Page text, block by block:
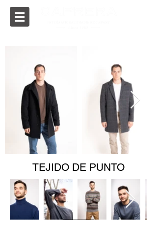
TEJIDO DE PUNTO